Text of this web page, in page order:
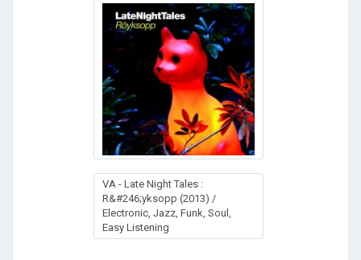
VA - Late Night Tales :
R&#246;yksopp (2013) /
Electronic, Jazz, Funk, Soul,
Easy Listening